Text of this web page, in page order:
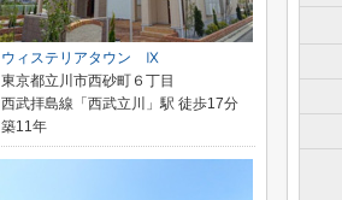
ウィステリアタウン Ⅸ
東京都立川市西砂町６丁目
西武拝島線「西武立川」駅 徒歩17分
築11年